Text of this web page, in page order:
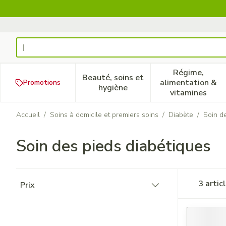
Rechercher
Promotions
Beauté, soins et
hygièneAfficher le sous-menu pour
Régime,
alimentation &
vitamines
Afficher
Accueil / Soins à domicile et premiers soins / Diabète / Soin
Soin des pieds diabétiques
Prix
3